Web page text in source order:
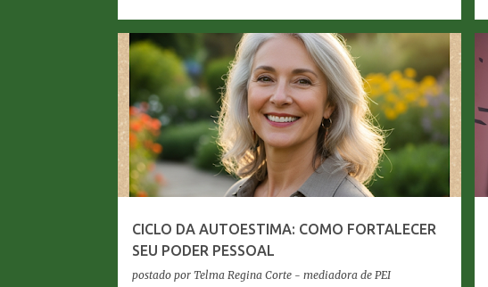
CICLO DA AUTOESTIMA: COMO FORTALECER
SEU PODER PESSOAL
postado por Telma Regina Corte - mediadora de PEI
AUTOESTIMA NA MATURIDADE